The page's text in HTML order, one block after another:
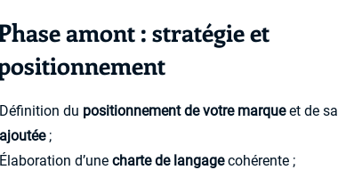
amont : stratégie et
Définition du positionnement de votre marqueet de sa
ajoutée;
Élaboration d’une charte de langagecohérente ;